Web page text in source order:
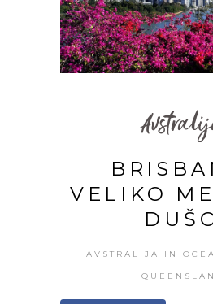
VELIKO
AVSTRALIJA IN